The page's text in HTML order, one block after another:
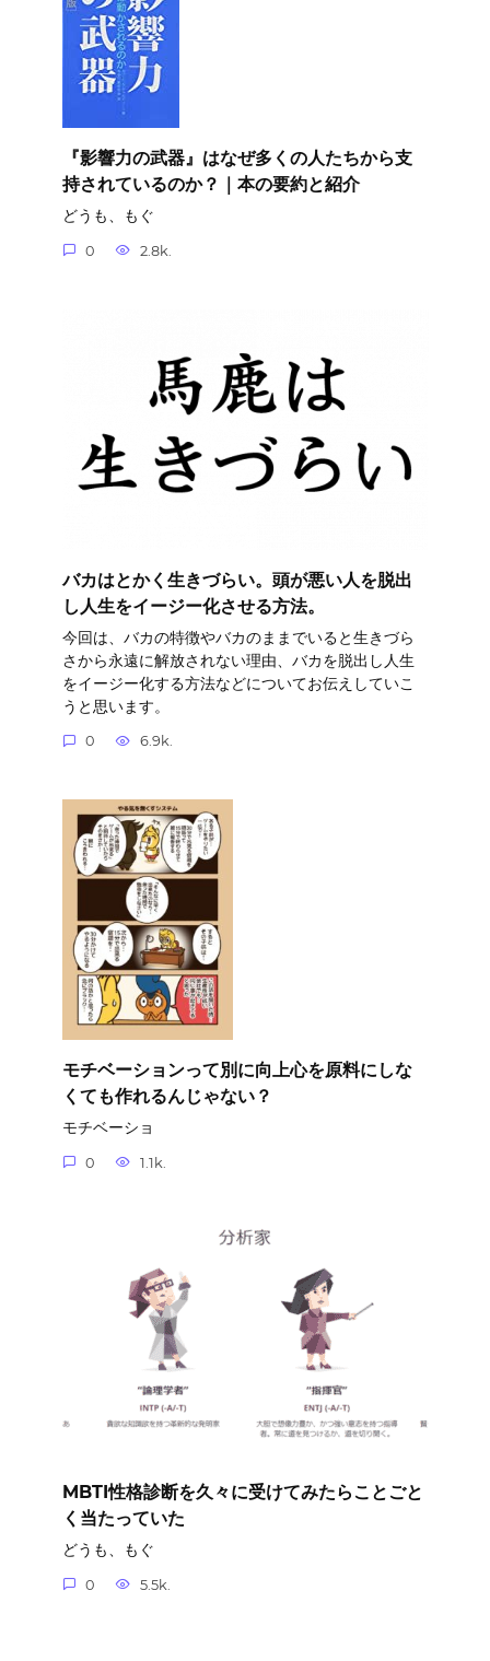
『影響力の武器』はなぜ多くの人たちから支
持されているのか？｜本の要約と紹介
どうも、もぐ
0 2.8k.
バカはとかく生きづらい。頭が悪い人を脱出
し人生をイージー化させる方法。
今回は、バカの特徴やバカのままでいると生きづら
さから永遠に解放されない理由、バカを脱出し人生
をイージー化する方法などについてお伝えしていこ
うと思います。
0 6.9k.
モチベーションって別に向上心を原料にしな
くても作れるんじゃない？
モチベーショ
0 1.1k.
MBTI性格診断を久々に受けてみたらことごと
く当たっていた
どうも、もぐ
0 5.5k.